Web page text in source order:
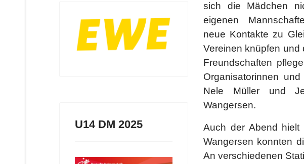
U14 DM 2025
sich die Mädchen
eigenen
neue Kontakte zu
Vereinen knüpfen und
Freundschaften
Organisatorinnen
Nele Müller und
Wangersen.
Auch der Abend hielt
Wangersen konnten
An verschiedenen